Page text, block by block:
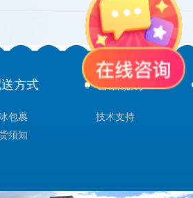
AbD Serotec
方式
包裹
须知
售后服务
技术支持